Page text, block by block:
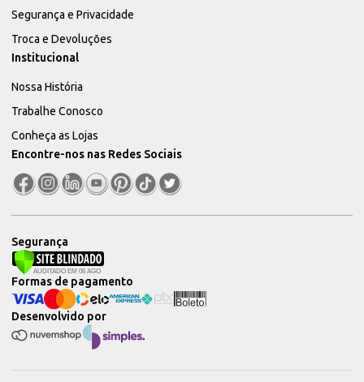
Segurança e Privacidade
Troca e Devoluções
Institucional
Nossa História
Trabalhe Conosco
Conheça as Lojas
Encontre-nos nas Redes Sociais
Segurança
Desenvolvido por
Formas de pagamento